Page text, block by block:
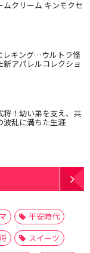
クリーム キンモクセ
レキング…ウルトラ怪
アパレルコレクショ
！幼い弟を支え、共
波乱に満ちた生涯
平安時代
スイーツ